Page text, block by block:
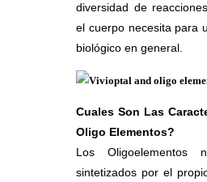
diversidad de
el cuerpo necesita para
biológico en general.
Cuales Son Las
Oligo Elementos?
Los Oligoelementos
sintetizados por el